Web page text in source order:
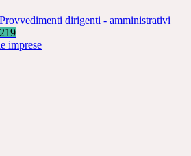
Provvedimenti dirigenti - amministrativi
219
imprese